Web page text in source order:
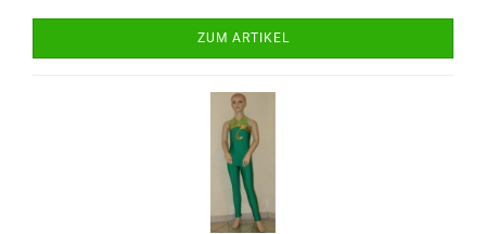
ZUM ARTIKEL